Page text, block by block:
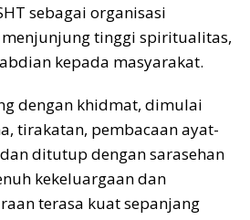
sebagai organisasi
tinggi spiritualitas,
kepada masyarakat.
dengan khidmat, dimulai
tirakatan, pembacaan ayat-
ditutup dengan sarasehan
kekeluargaan dan
terasa kuat sepanjang